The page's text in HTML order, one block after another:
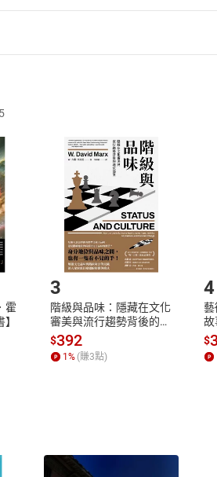
訊交易解除權合理例外情事適用準則
店鋪所銷售之商品為電子書，屬非以
入樂天市場，並於「我的訂單」中點
通過後將為您辦理退款事宜。
消/退貨，恕無法以單支商品取消/退
登入帳號
Login
Step2.登入帳
霍
3
階級與品味：隱藏在文化
審美與流行趨勢背後的地
位渴望【電子書】
$392
1% (賺3點)
4
藝
故
場
$